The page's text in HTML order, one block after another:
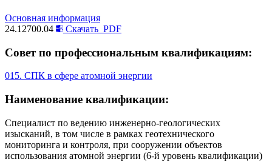
Основная информация
24.12700.04
Скачать PDF
Совет по профессиональным квалификациям:
015. СПК в сфере атомной энергии
Наименование квалификации:
Специалист по ведению инженерно-геологических
изысканий, в том числе в рамках геотехнического
мониторинга и контроля, при сооружении объектов
использования атомной энергии (6-й уровень квалификации)